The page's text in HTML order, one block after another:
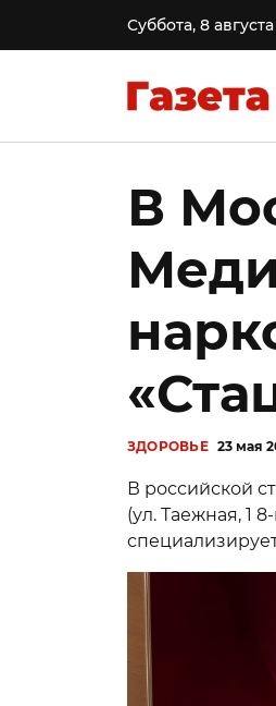
Суббота, 8
В
ЗДОРОВЬЕ 23 мая
В российской
(ул. Таежная, 1